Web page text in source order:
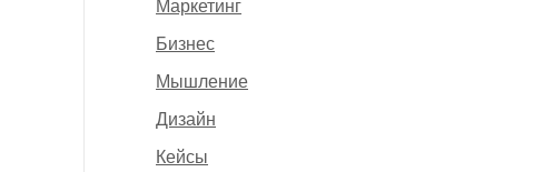
Маркетинг
Бизнес
Мышление
Дизайн
Кейсы